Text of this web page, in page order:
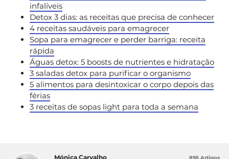
infalíveis
Detox 3 dias: as receitas que precisa de conhecer
4 receitas saudáveis para emagrecer
Sopa para emagrecer e perder barriga: receita
rápida
Águas detox: 5 boosts de nutrientes e hidratação
3 saladas detox para purificar o organismo
5 alimentos para desintoxicar o corpo depois das
férias
3 receitas de sopas light para toda a semana
Mónica Carvalho 895 Artigos